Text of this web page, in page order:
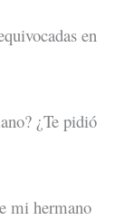
en
¿Te pidió
mi hermano